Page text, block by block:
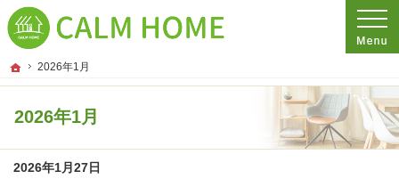
ホーム
2026年1月
2026年1月
プロの目線からご提案。埼玉県さいたま市の注文住宅・新築戸建てを手がける工
埼玉県さいたま市の新築・注文住宅・新築戸建てを手がける工務店ならCALM
2026年1月27日